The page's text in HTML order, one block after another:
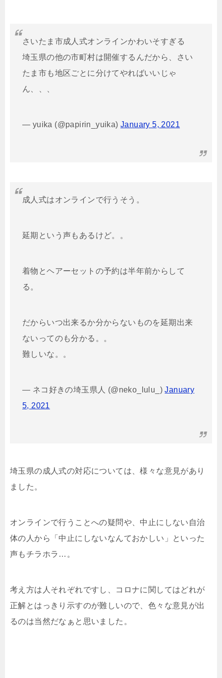
さいたま市成人式オンラインかわいそすぎる
埼玉県の他の市町村は開催するんだから、さい
たま市も地区ごとに分けてやればいいじゃ
ん、、、
— yuika (@papirin_yuika) January 5, 2021
成人式はオンラインで行うそう。
延期という声もあるけど。。
着物とヘアーセットの予約は半年前からして
る。
だからいつ出来るか分からないものを延期出来
ないってのも分かる。。
難しいな。。
— ネコ好きの埼玉県人 (@neko_lulu_)January
5, 2021
埼玉県の成人式の対応については、様々な意見があり
ました。
オンラインで行うことへの疑問や、中止にしない自治
体の人から「中止にしないなんておかしい」といった
声もチラホラ…。
考え方は人それぞれですし、コロナに関してはどれが
正解とはっきり示すのが難しいので、色々な意見が出
るのは当然だなぁと思いました。